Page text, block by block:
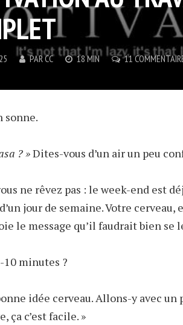
PARCC 18 MIN 11
sonne.
? »Dites-vous d’un air un peu
ne rêvez pas : le week-end est
jour de semaine. Votre
le message qu’il faudrait bien
10 minutes ?
idée cerveau. Allons-y avec un
ça c’est facile. »